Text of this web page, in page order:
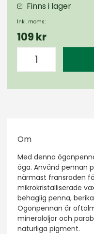
Finns i lager
Inkl. moms:
109 kr
Om
Med denna
öga. Använd pennan
närmast fransraden
mikrokristalliserade
behaglig penna,
Ögonpennan är
mineraloljor och
naturliga pigment.